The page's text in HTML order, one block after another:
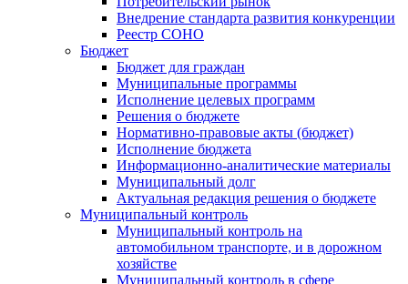
Внедрение стандарта развития конкуренции
Реестр СОНО
Бюджет
Бюджет для граждан
Муниципальные программы
Исполнение целевых программ
Решения о бюджете
Нормативно-правовые акты (бюджет)
Исполнение бюджета
Информационно-аналитические материалы
Муниципальный долг
Актуальная редакция решения о бюджете
Муниципальный контроль
Муниципальный контроль на
автомобильном транспорте, и в дорожном
хозяйстве
Муниципальный контроль в сфере